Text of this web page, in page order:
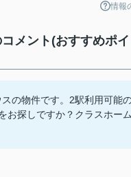
情報
メント(おすすめポ
の物件です。2駅利用可能
お探しですか？クラスホー